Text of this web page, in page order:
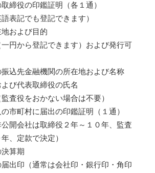
締役の印鑑証明（各１通）
表記でも登記できます）
および目的
円から登記できます）および発行可
込先金融機関の所在地および名称
び代表取締役の氏名
査役をおかない場合は不要）
市町村に届出の印鑑証明（１通）
開会社は取締役２年～１０年、監査
、定款で決定）
算期
出印（通常は会社印・銀行印・角印